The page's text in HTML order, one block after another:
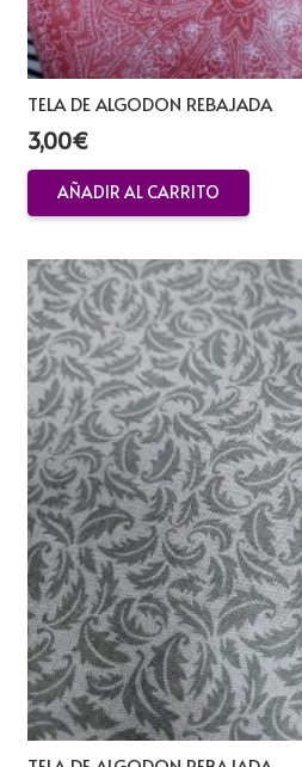
TELA DE ALGODON REBAJADA
3,00€
AÑADIR AL CARRITO